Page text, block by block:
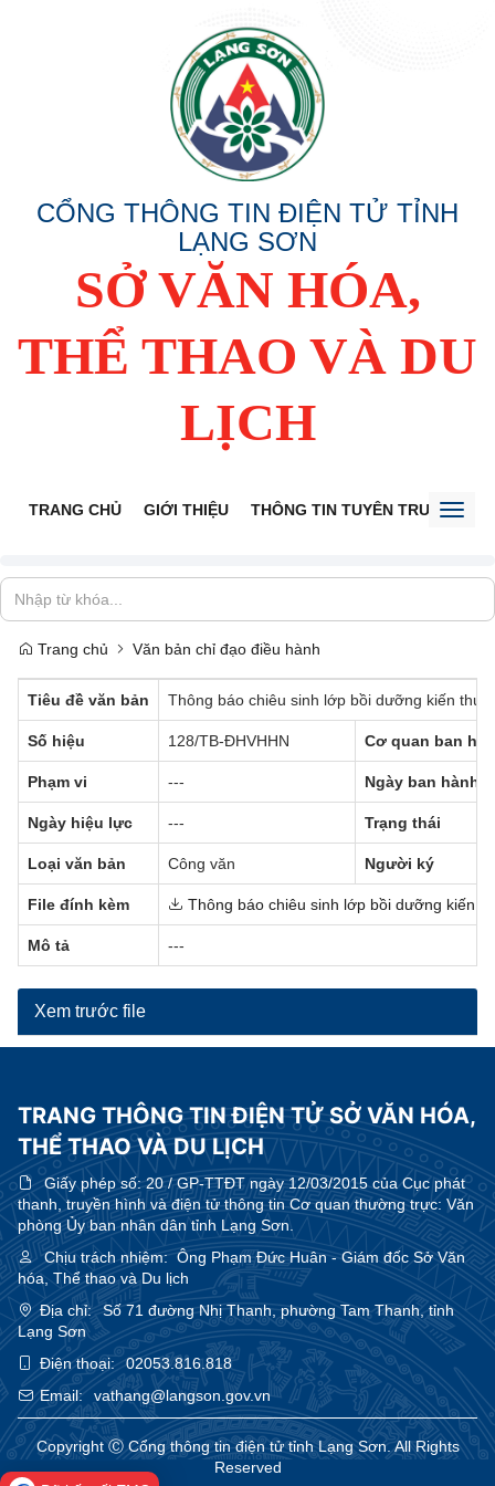
CỔNG THÔNG TIN ĐIỆN TỬ TỈNH
LẠNG SƠN
SỞ VĂN HÓA,
THỂ THAO VÀ DU
LỊCH
TRANG CHỦ GIỚI THIỆU THÔNG TIN TUYÊN TRUYỀN
Trang chủ Văn bản chỉ đạo điều hành
Tiêu đề văn bản Thông báo chiêu sinh lớp bồi dưỡng kiến
Số hiệu 128/TB-ĐHVHHN Cơ quan ban
Phạm vi --- Ngày ban hành
Ngày hiệu lực --- Trạng thái
Loại văn bản Công văn Người ký
File đính kèm Thông báo chiêu sinh lớp bồi dưỡng kiến
Mô tả ---
Xem trước file
TRANG THÔNG TIN ĐIỆN TỬ SỞ VĂN HÓA,
THỂ THAO VÀ DU LỊCH
Giấy phép số:20 / GP-TTĐT ngày 12/03/2015 của Cục phát
thanh, truyền hình và điện tử thông tin Cơ quan thường trực: Văn
phòng Ủy ban nhân dân tỉnh Lạng Sơn.
Chịu trách nhiệm:Ông Phạm Đức Huân - Giám đốc Sở Văn
hóa, Thể thao và Du lịch
Địa chỉ:
Số 71 đường Nhị Thanh, phường Tam Thanh, tỉnh
Lạng Sơn
Điện thoại:
02053.816.818
Email:
vathang@langson.gov.vn
Copyright Ⓒ Cổng thông tin điện tử tỉnh Lạng Sơn. All Rights
Reserved